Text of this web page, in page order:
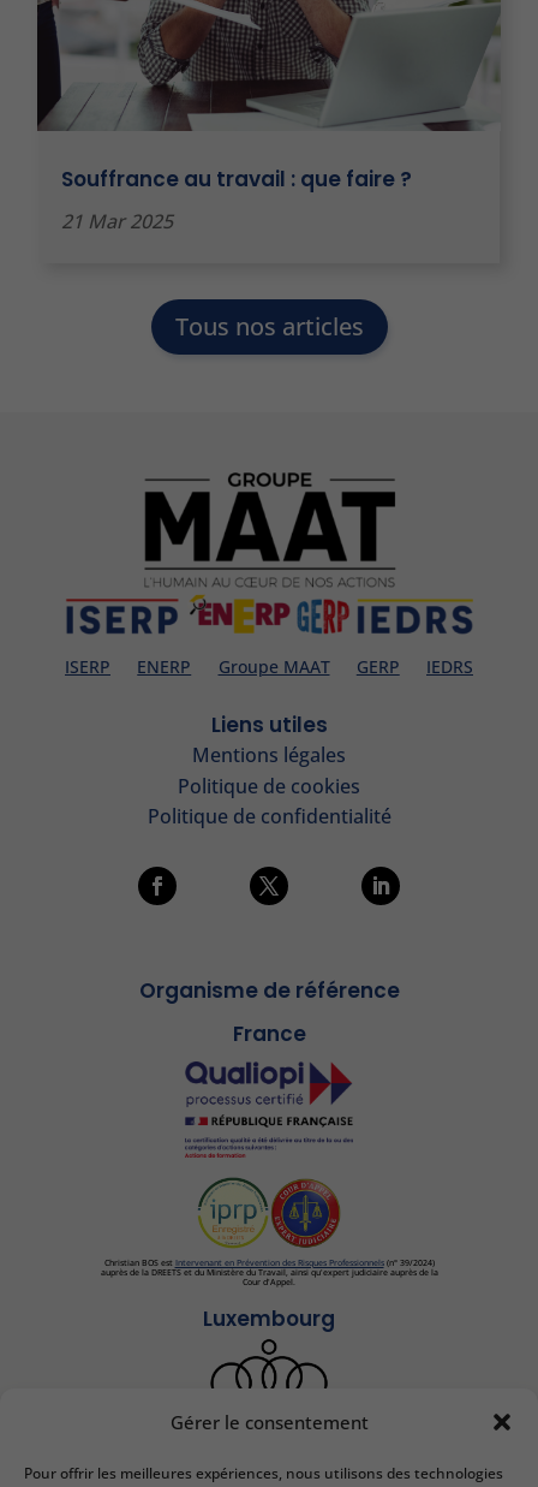
Gérer le consentement
Pour offrir les meilleures expériences, nous utilisons des technologies
Souffrance au travail : que faire ?
21 Mar 2025
Tous nos articles
Organisme de référence
France
Christian BOS est Intervenant en Prévention des Risques Professionnels(n° 39/2024)
auprès de la DREETS et du Ministère du Travail, ainsi qu'expert judiciaire auprès de la
Cour d'Appel.
Luxembourg
ISERP ENERP Groupe MAAT GERP IEDRS
Liens utiles
Mentions légales
Politique de cookies
Politique de confidentialité